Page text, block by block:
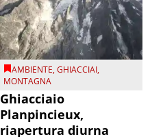
AMBIENTE,GHIACCIAI,
MONTAGNA
Ghiacciaio
Planpincieux,
riapertura diurna